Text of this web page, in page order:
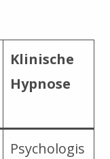
Klinische
Hypnose
Psychologis